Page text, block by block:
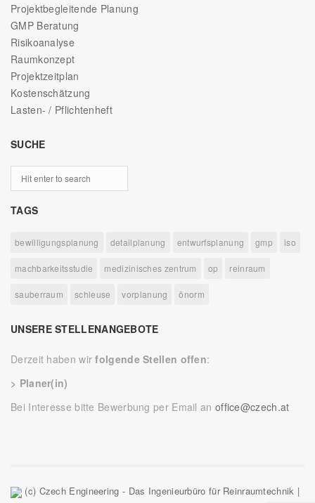
Projektbegleitende Planung
GMP Beratung
Risikoanalyse
Raumkonzept
Projektzeitplan
Kostenschätzung
Lasten- / Pflichtenheft
SUCHE
TAGS
bewilligungsplanung detailplanung entwurfsplanung gmp iso
machbarkeitsstudie medizinisches zentrum op reinraum
sauberraum schleuse vorplanung önorm
UNSERE STELLENANGEBOTE
Derzeit haben wirfolgende Stellen offen:
> Planer(in)
Bei Interesse bitte Bewerbung per Email an office@czech.at
(c) Czech Engineering - Das Ingenieurbüro für Reinraumtechnik |